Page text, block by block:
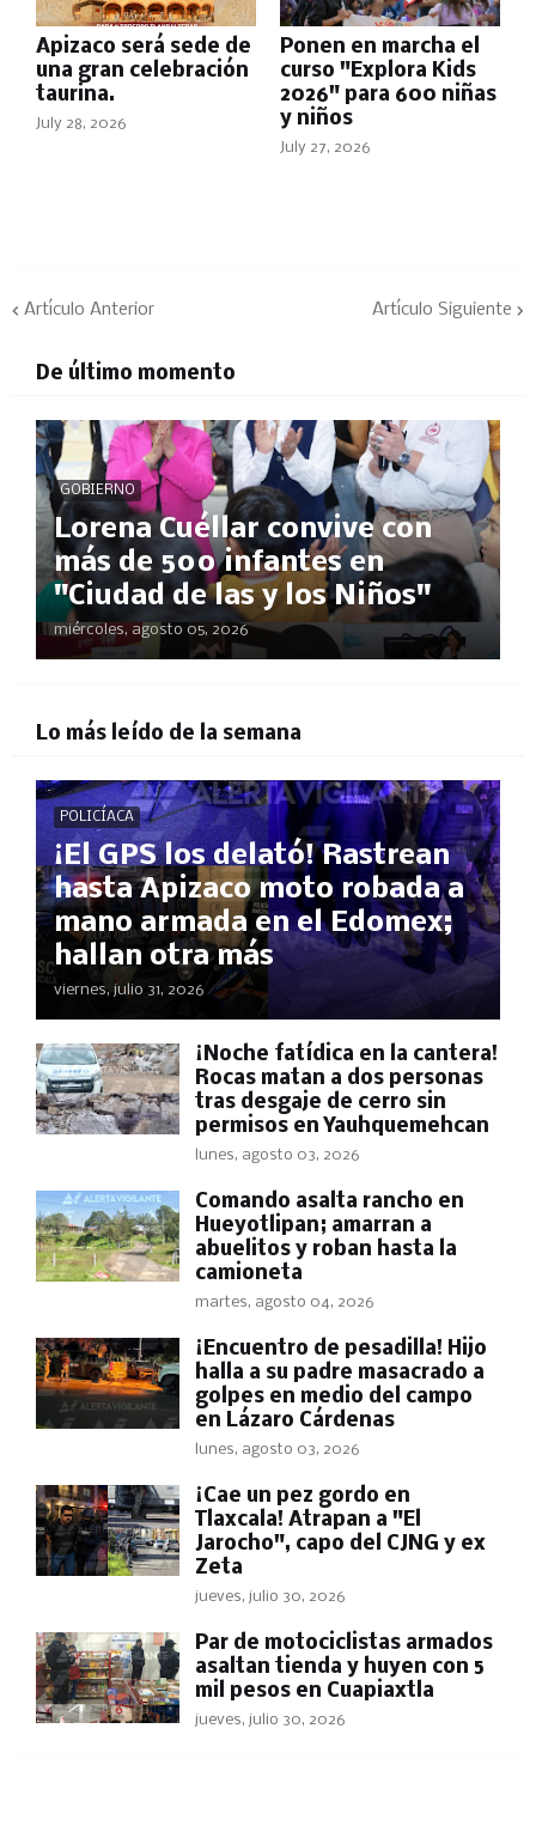
Apizaco será sede de
una gran celebración
taurina.
July 28, 2026
Ponen en marcha el
curso "Explora Kids
2026" para 600 niñas
y niños
July 27, 2026
Artículo Anterior Artículo Siguiente
De último momento
GOBIERNO
Lorena Cuéllar convive con
más de 500 infantes en
"Ciudad de las y los Niños"
miércoles, agosto 05, 2026
Lo más leído de la semana
POLICÍACA
¡El GPS los delató! Rastrean
hasta Apizaco moto robada a
mano armada en el Edomex;
hallan otra más
viernes, julio 31, 2026
​¡Noche fatídica en la cantera!
Rocas matan a dos personas
tras desgaje de cerro sin
permisos en Yauhquemehcan
lunes, agosto 03, 2026
Comando asalta rancho en
Hueyotlipan; amarran a
abuelitos y roban hasta la
camioneta
martes, agosto 04, 2026
​¡Encuentro de pesadilla! Hijo
halla a su padre masacrado a
golpes en medio del campo
en Lázaro Cárdenas
lunes, agosto 03, 2026
​¡Cae un pez gordo en
Tlaxcala! Atrapan a "El
Jarocho", capo del CJNG y ex
Zeta
jueves, julio 30, 2026
Par de motociclistas armados
asaltan tienda y huyen con 5
mil pesos en Cuapiaxtla
jueves, julio 30, 2026